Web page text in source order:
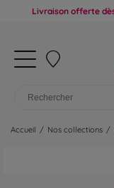
offerte dès 50€ !
Accueil / Nos collections /